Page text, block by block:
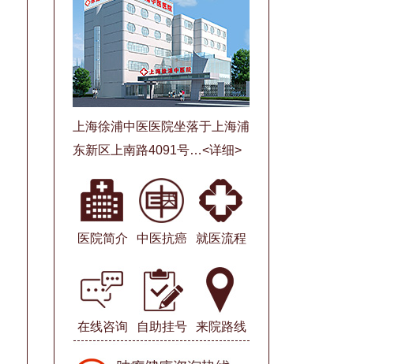
上海徐浦中医医院坐落于上海浦
东新区上南路4091号…<详细>
医院简介 中医抗癌 就医流程
在线咨询 自助挂号 来院路线